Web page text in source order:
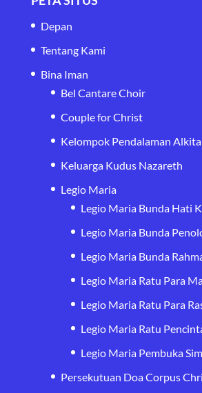
Depan
Tentang Kami
Bina Iman
Bel Cantare Choir
Couple for Christ
Kelompok Pendalaman
Keluarga Kudus Nazareth
Legio Maria
Legio Maria Bunda Hati
Legio Maria Bunda
Legio Maria Bunda
Legio Maria Ratu Para
Legio Maria Ratu Para
Legio Maria Ratu
Legio Maria Pembuka
Persekutuan Doa Corpus